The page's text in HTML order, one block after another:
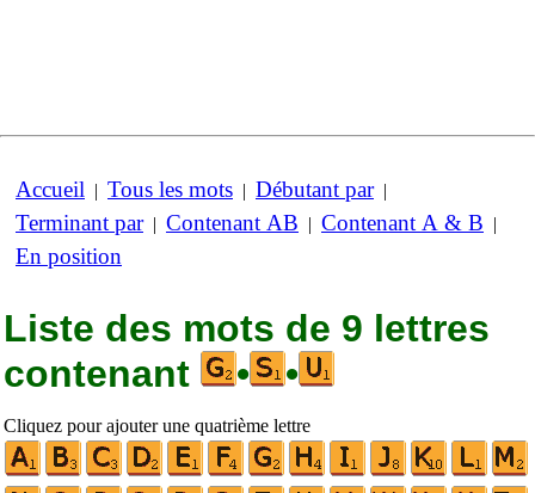
Accueil | Tous les mots | Débutant par|
Terminant par| Contenant AB | Contenant A & B |
En position
Liste des mots de 9 lettres
contenant
• •
Cliquez pour ajouter une quatrième lettre